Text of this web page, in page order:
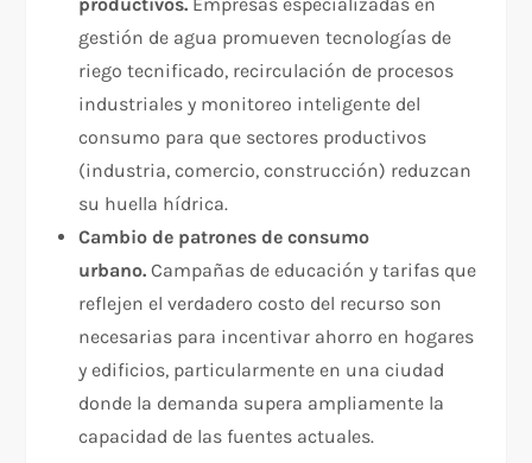
productivos. Empresas especializadas en
gestión de agua promueven tecnologías de
riego tecnificado, recirculación de procesos
industriales y monitoreo inteligente del
consumo para que sectores productivos
(industria, comercio, construcción) reduzcan
su huella hídrica.​
Cambio de patrones de consumo
urbano. Campañas de educación y tarifas que
reflejen el verdadero costo del recurso son
necesarias para incentivar ahorro en hogares
y edificios, particularmente en una ciudad
donde la demanda supera ampliamente la
capacidad de las fuentes actuales.​